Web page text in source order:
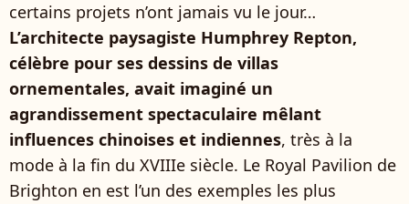
certains projets n’ont jamais vu le jour…
L’architecte paysagiste Humphrey Repton,
célèbre pour ses dessins de villas
ornementales, avait imaginé un
agrandissement spectaculaire mêlant
influences chinoises et indiennes, très à la
mode à la fin du XVIIIe siècle. Le Royal Pavilion de
Brighton en est l’un des exemples les plus